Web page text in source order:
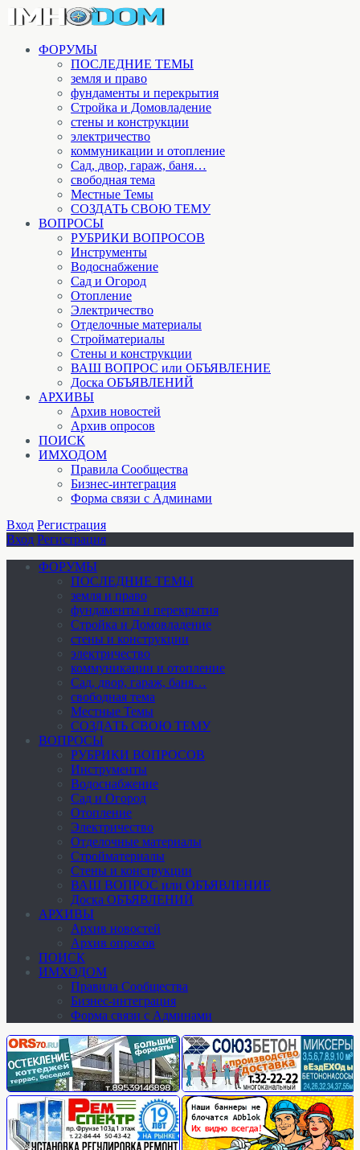
ФОРУМЫ
ПОСЛЕДНИЕ ТЕМЫ
земля и право
фундаменты и перекрытия
Стройка и Домовладение
стены и конструкции
электричество
коммуникации и отопление
Cад, двор, гараж, баня…
свободная тема
Местные Темы
СОЗДАТЬ СВОЮ ТЕМУ
ВОПРОСЫ
РУБРИКИ ВОПРОСОВ
Инструменты
Водоснабжение
Сад и Огород
Отопление
Электричество
Отделочные материалы
Стройматериалы
Стены и конструкции
ВАШ ВОПРОС или ОБЪЯВЛЕНИЕ
Доска ОБЪЯВЛЕНИЙ
АРХИВЫ
Архив новостей
Архив опросов
ПОИСК
ИМХОДОМ
Правила Сообщества
Бизнес-интеграция
Форма связи с Админами
Вход Регистрация
Вход Регистрация
ФОРУМЫ
ПОСЛЕДНИЕ ТЕМЫ
земля и право
фундаменты и перекрытия
Стройка и Домовладение
стены и конструкции
электричество
коммуникации и отопление
Cад, двор, гараж, баня…
свободная тема
Местные Темы
СОЗДАТЬ СВОЮ ТЕМУ
ВОПРОСЫ
РУБРИКИ ВОПРОСОВ
Инструменты
Водоснабжение
Сад и Огород
Отопление
Электричество
Отделочные материалы
Стройматериалы
Стены и конструкции
ВАШ ВОПРОС или ОБЪЯВЛЕНИЕ
Доска ОБЪЯВЛЕНИЙ
АРХИВЫ
Архив новостей
Архив опросов
ПОИСК
ИМХОДОМ
Правила Сообщества
Бизнес-интеграция
Форма связи с Админами